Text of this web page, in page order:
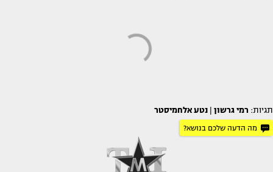
תגיות: רמי גרשון נטע אלחמיסטר
מה הדעה שלכם בנושא?